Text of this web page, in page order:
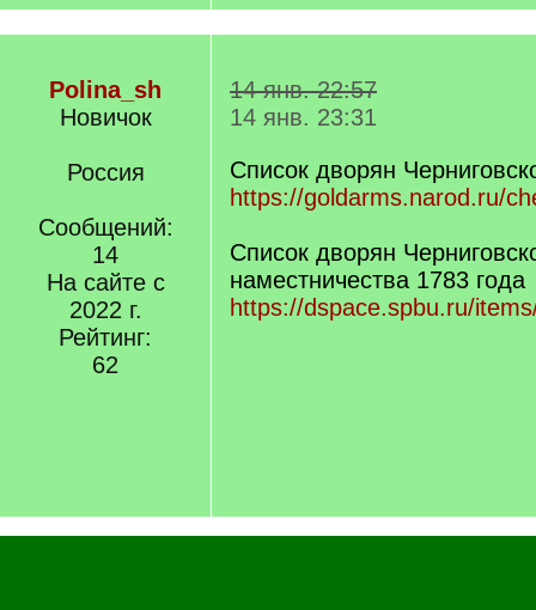
Polina_sh
Новичок
Россия
Сообщений:
14
На сайте с
2022 г.
Рейтинг:
62
14 янв. 22:57
14 янв. 23:31
Список дворян
https://goldarms.narod.ru/
Список дворян
наместничества 1783 года
https://dspace.spbu.ru/